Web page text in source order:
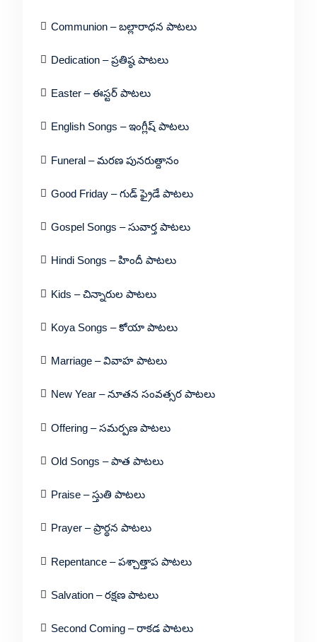
Communion – బల్లారాధన పాటలు
Dedication – ప్రతిష్ఠ పాటలు
Easter – ఈస్టర్ పాటలు
English Songs – ఇంగ్లీష్ పాటలు
Funeral – మరణ పునరుత్దానం
Good Friday – గుడ్ ఫ్రైడే పాటలు
Gospel Songs – సువార్త పాటలు
Hindi Songs – హిందీ పాటలు
Kids – చిన్నారుల పాటలు
Koya Songs – కోయా పాటలు
Marriage – వివాహ పాటలు
New Year – నూతన సంవత్సర పాటలు
Offering – సమర్పణ పాటలు
Old Songs – పాత పాటలు
Praise – స్తుతి పాటలు
Prayer – ప్రార్థన పాటలు
Repentance – పశ్చాత్తాప పాటలు
Salvation – రక్షణ పాటలు
Second Coming – రాకడ పాటలు